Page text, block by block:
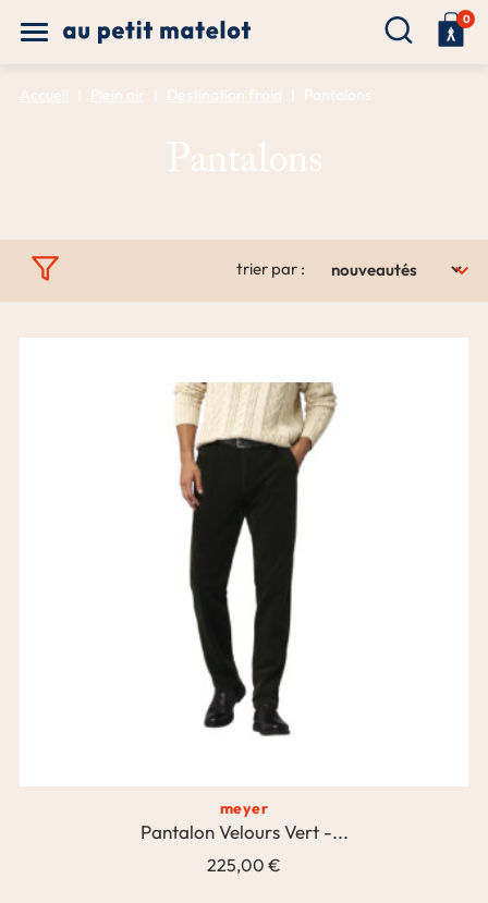
0
Accueil Plein air Destination froid Pantalons
Pantalons
trier par : 
meyer
Pantalon Velours Vert -...
225,00 €